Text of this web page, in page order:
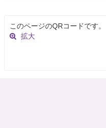
このページのQRコードです。
拡大